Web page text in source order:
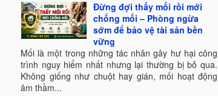
Đừng đợi thấy mối rồi mới
chống mối – Phòng ngừa
sớm để bảo vệ tài sản bền
vững
Mối là một trong những tác nhân gây hư hại công
trình nguy hiểm nhất nhưng lại thường bị bỏ qua.
Không giống như chuột hay gián, mối hoạt động
âm thầm...